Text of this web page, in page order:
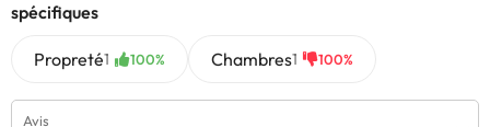
spécifiques
Propreté1 100% Chambres1 100%
Avis